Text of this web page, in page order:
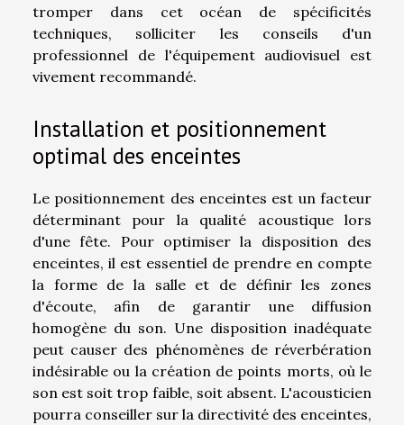
tromper dans cet océan de spécificités
techniques, solliciter les conseils d'un
professionnel de l'équipement audiovisuel est
vivement recommandé.
Installation et positionnement
optimal des enceintes
Le positionnement des enceintes est un facteur
déterminant pour la qualité acoustique lors
d'une fête. Pour optimiser la disposition des
enceintes, il est essentiel de prendre en compte
la forme de la salle et de définir les zones
d'écoute, afin de garantir une diffusion
homogène du son. Une disposition inadéquate
peut causer des phénomènes de réverbération
indésirable ou la création de points morts, où le
son est soit trop faible, soit absent. L'acousticien
pourra conseiller sur la directivité des enceintes,